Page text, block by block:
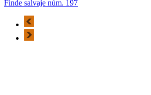
Finde salvaje núm. 197